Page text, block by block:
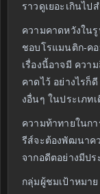
ราวดูเยอะเกินไป
ความคาดหวังใน
ชอบโรแมนติก-คอ
เรื่องนี้อาจมี ควา
คาดไว้ อย่างไรก็
งอื่นๆ ในประเภท
ความท้าทายในก
รีส์จะต้องพัฒนาค
จากอดีตอย่างมีป
กลุ่มผู้ชมเป้าหมาย